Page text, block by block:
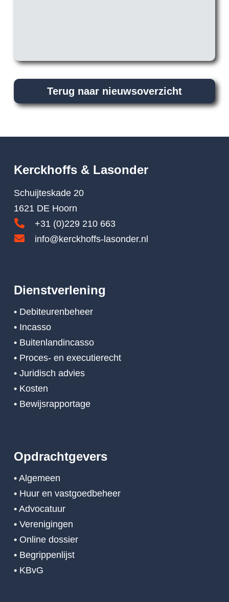
Terug naar nieuwsoverzicht
Kerckhoffs & Lasonder
Schuijteskade 20
1621 DE Hoorn
+31 (0)229 210 663
info@kerckhoffs-lasonder.nl
Dienstverlening
• Debiteurenbeheer
• Incasso
• Buitenlandincasso
• Proces- en executierecht
• Juridisch advies
• Kosten
• Bewijsrapportage
Opdrachtgevers
• Algemeen
• Huur en vastgoedbeheer
• Advocatuur
• Verenigingen
• Online dossier
• Begrippenlijst
• KBvG